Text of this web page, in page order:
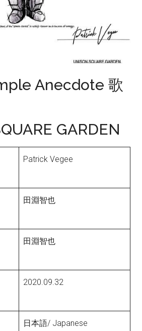
Anecdote 歌
GARDEN
Patrick Vegee
田淵智也
田淵智也
2020.09.32
日本語/ Japanese